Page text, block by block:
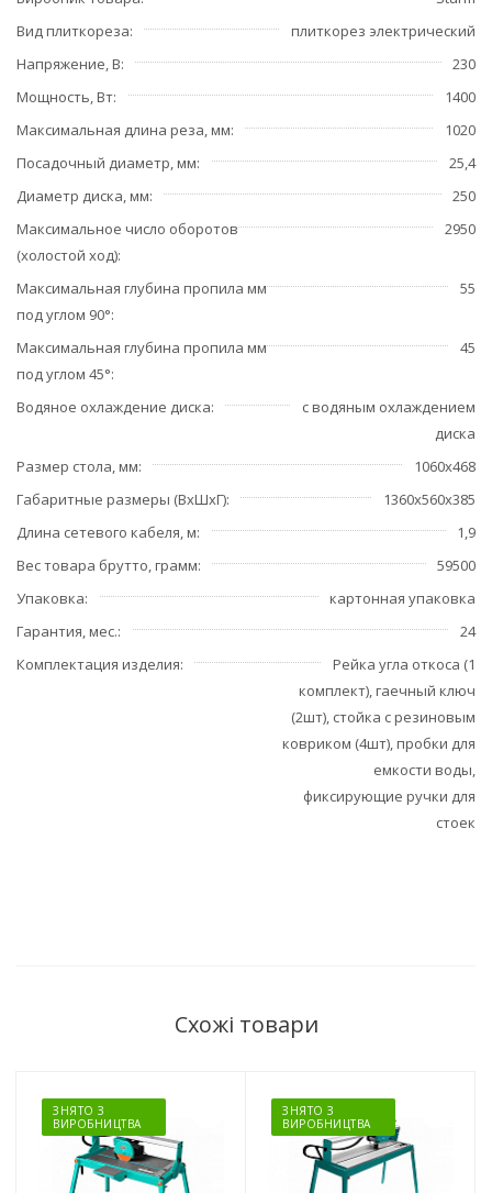
Вид плиткореза
плиткорез электрический
Напряжение, В
230
Мощность, Вт
1400
Максимальная длина реза, мм
1020
Посадочный диаметр, мм
25,4
Диаметр диска, мм
250
Максимальное число оборотов
(холостой ход)
2950
Максимальная глубина пропила мм
под углом 90°
55
Максимальная глубина пропила мм
под углом 45°
45
Водяное охлаждение диска
с водяным охлаждением
диска
Размер стола, мм
1060х468
Габаритные размеры (ВхШхГ)
1360х560х385
Длина сетевого кабеля, м
1,9
Вес товара брутто, грамм
59500
Упаковка
картонная упаковка
Гарантия, мес.
24
Комплектация изделия
Рейка угла откоса (1
комплект), гаечный ключ
(2шт), стойка с резиновым
ковриком (4шт), пробки для
емкости воды,
фиксирующие ручки для
стоек
Схожі товари
ЗНЯТО З
ВИРОБНИЦТВА
ЗНЯТО З
ВИРОБНИЦТВА